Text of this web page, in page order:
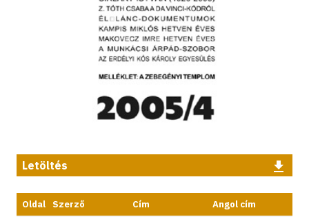
Oldal Szerző Cím
Angol cím
Letöltés